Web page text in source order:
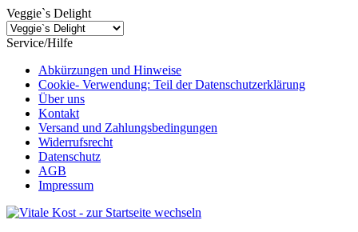
Veggie`s Delight
Service/Hilfe
Abkürzungen und Hinweise
Cookie- Verwendung: Teil der Datenschutzerklärung
Über uns
Kontakt
Versand und Zahlungsbedingungen
Widerrufsrecht
Datenschutz
AGB
Impressum